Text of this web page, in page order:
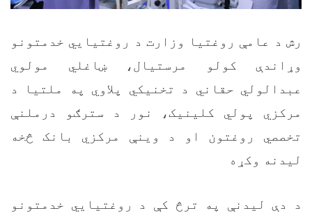
رش د عامې روغتيا وزارت د روغتيايي خدمتونو
وړاندې کولو مرستيال، ښاغلي مولوي
عبدالولي حقاني د تخنيکي پلاوي په ملتیا د
مرکزي پولي کلینیک، نور د سترګو درملنې
تخصصي روغتون او د وینې مرکزي بانک څخه
ليدنه وکړه
د دې ليدنې په ترڅ کې د روغتيايي خدمتونو